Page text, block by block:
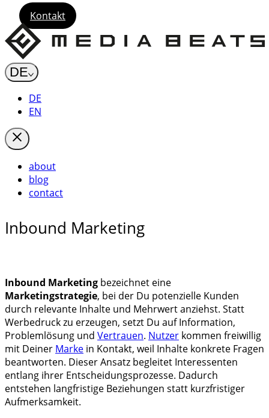
Kontakt
DE
DE
EN
about
blog
contact
Inbound Marketing
Inbound Marketing bezeichnet eine
Marketingstrategie, bei der Du potenzielle Kunden
durch relevante Inhalte und Mehrwert anziehst. Statt
Werbedruck zu erzeugen, setzt Du auf Information,
Problemlösung und Vertrauen. Nutzer kommen freiwillig
mit Deiner Marke in Kontakt, weil Inhalte konkrete Fragen
beantworten. Dieser Ansatz begleitet Interessenten
entlang ihrer Entscheidungsprozesse. Dadurch
entstehen langfristige Beziehungen statt kurzfristiger
Aufmerksamkeit.